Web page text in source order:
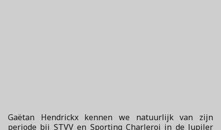
Gaëtan Hendrickx kennen we natuurlijk van zijn
periode bij STVV en Sporting Charleroi in de Jupiler